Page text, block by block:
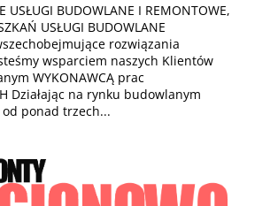
USŁUGI BUDOWLANE I REMONTOWE,
USŁUGI BUDOWLANE
rozwiązania
wsparciem naszych Klientów
WYKONAWCĄ prac
Działając na rynku budowlanym
ponad trzech...